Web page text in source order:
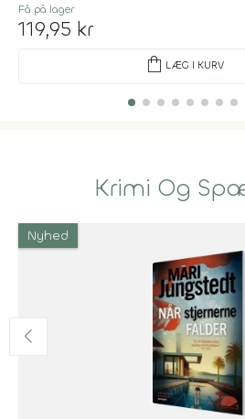
Få på lager
119,95 kr
shopping_bag LÆG I KURV
Krimi Og
Nyhed